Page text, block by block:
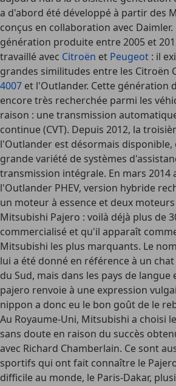
a d'abord été développé à partir des
conçus en collaboration avec
génération produite entre 2005 et
travaillé avec Citroën et Peugeot : il
grandes similitudes entre les Citroën
4007 et l'Outlander. Cette génération
encore très recherchée parmi les
raison : une transmission
continue (CVT). Depuis 2012, la
l'Outlander est désormais disponible,
grande variété de systèmes
transmission intégrale. En mars 2014
l'Outlander PHEV, version hybride
un moteur à essence et deux
Mitsubishi Pajero : voilà déjà plus de
commercialisé et qu'il apparaît
Mitsubishi les plus marquants. Le nom
lui a été donné en référence à un
du Sud, mais dans les pays de
pajero renvoie à une expression
nippon a donc eu le bon goût de le
Au Royaume-Uni, Mitsubishi a choisi
sans doute en raison du succès
avec Richard Chamberlain. Ce sont
sportifs qui ont fait connaître le
difficile au monde, le Paris-Dakar,